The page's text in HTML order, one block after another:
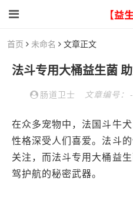
首页 未命名 文章正文
肠道卫士 文章编号：
在众多宠物中，法国斗牛
性格深受人们喜爱。法斗
关注，而法斗专用大桶益
驾护航的秘密武器。